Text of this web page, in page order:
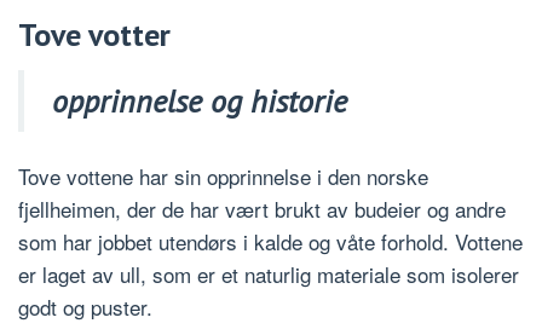
Tove votter
opprinnelse og historie
Tove vottene har sin opprinnelse i den norske
fjellheimen, der de har vært brukt av budeier og andre
som har jobbet utendørs i kalde og våte forhold. Vottene
er laget av ull, som er et naturlig materiale som isolerer
godt og puster.